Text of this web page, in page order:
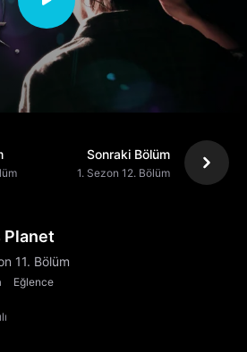
Sonraki Bölüm
1. Sezon 12. Bölüm
Planet
11. Bölüm
Eğlence